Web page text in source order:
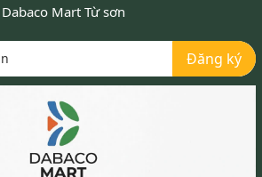
Dabaco Mart Từ sơn
Đăng ký